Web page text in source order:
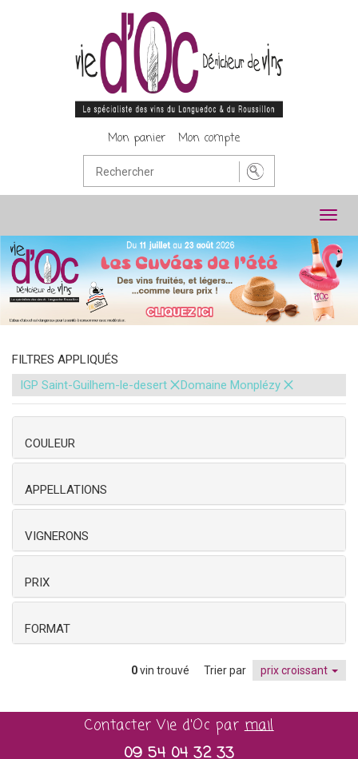
Mon panier Mon compte
FILTRES APPLIQUÉS
IGP Saint-Guilhem-le-desert ×Domaine Monplézy ×
COULEUR
APPELLATIONS
VIGNERONS
PRIX
FORMAT
0vin trouvé Trier par prix croissant
Contacter Vie d'Oc parmail
09 54 04 32 33